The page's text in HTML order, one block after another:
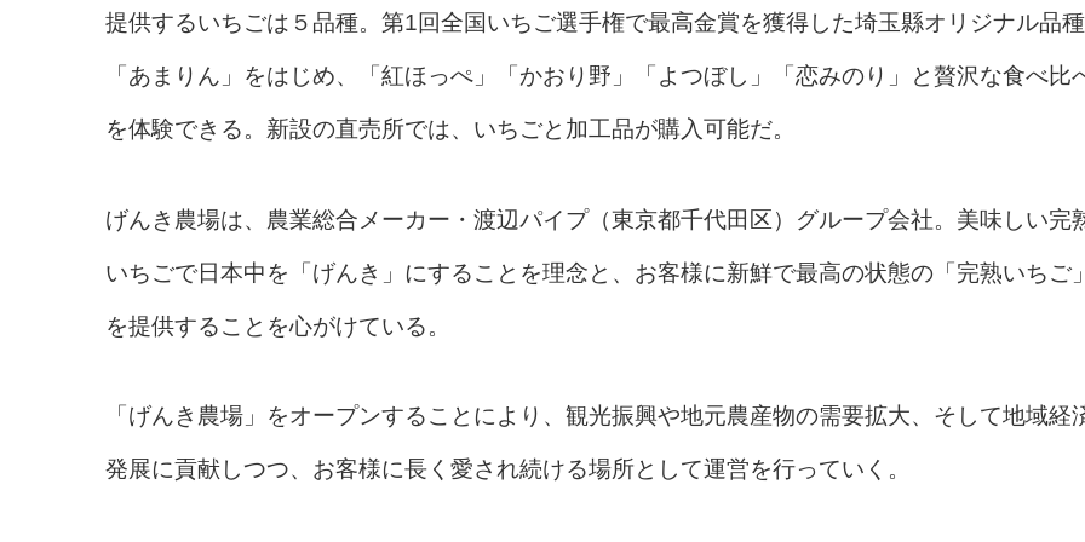
提供するいちごは５品種。第1回全国いちご選手権で最高金賞を獲得した埼玉縣オリジナル品種
「あまりん」をはじめ、「紅ほっぺ」「かおり野」「よつぼし」「恋みのり」と贅沢な食べ比
を体験できる。新設の直売所では、いちごと加工品が購入可能だ。
げんき農場は、農業総合メーカー・渡辺パイプ（東京都千代田区）グループ会社。美味しい完
いちごで日本中を「げんき」にすることを理念と、お客様に新鮮で最高の状態の「完熟いちご
を提供することを心がけている。
「げんき農場」をオープンすることにより、観光振興や地元農産物の需要拡大、そして地域経
発展に貢献しつつ、お客様に長く愛され続ける場所として運営を行っていく。